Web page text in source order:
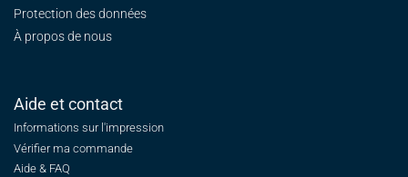
Protection des données
À propos de nous
Aide et contact
Informations sur l'impression
Vérifier ma commande
Aide & FAQ